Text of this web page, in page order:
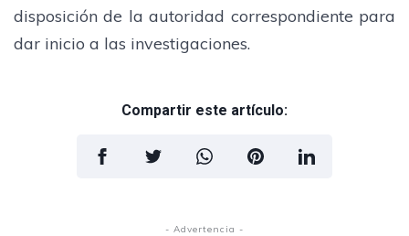
disposición de la autoridad correspondiente para
dar inicio a las investigaciones.
Compartir este artículo:
- Advertencia -